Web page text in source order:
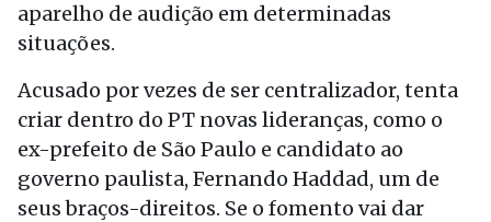
aparelho de audição em determinadas
situações.
Acusado por vezes de ser centralizador, tenta
criar dentro do PT novas lideranças, como o
ex-prefeito de São Paulo e candidato ao
governo paulista, Fernando Haddad, um de
seus braços-direitos. Se o fomento vai dar